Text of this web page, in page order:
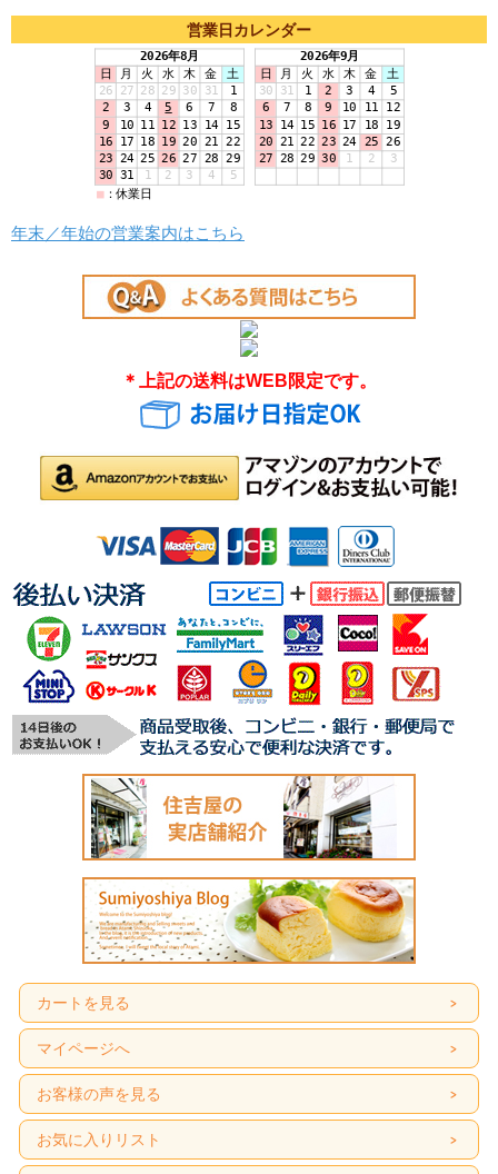
営業日カレンダー
年末／年始の営業案内はこちら
＊上記の送料はWEB限定です。
カートを見る
マイページへ
お客様の声を見る
お気に入りリスト